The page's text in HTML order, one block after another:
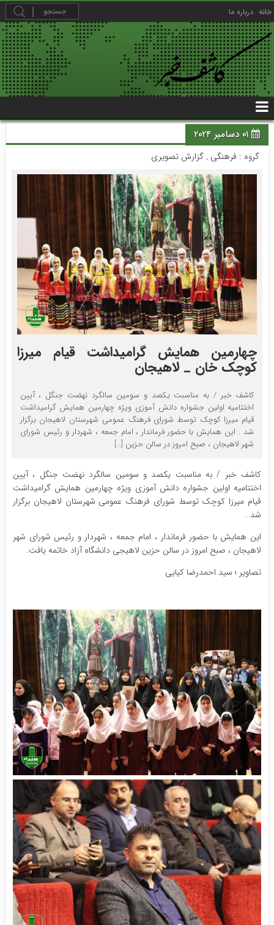
خانه درباره ما
01 دسامبر 2024
گروه : فرهنگی ,گزارش تصویری
چهارمین همایش گرامیداشت قیام میرزا
کوچک خان _ لاهیجان
کاشف خبر / به مناسبت یکصد و سومین سالگرد نهضت جنگل ، آیین
اختتامیه اولین جشواره دانش آموزی ویژه چهارمین همایش گرامیداشت
قیام میرزا کوچک توسط شورای فرهنگ عمومی شهرستان لاهیجان برگزار
شد . این همایش با حضور فرماندار ، امام جمعه ، شهردار و رئیس شورای
شهر لاهیجان ، صبح امروز در سالن حزین […]
کاشف خبر / به مناسبت یکصد و سومین سالگرد نهضت جنگل ، آیین
اختتامیه اولین جشواره دانش آموزی ویژه چهارمین همایش گرامیداشت
قیام میرزا کوچک توسط شورای فرهنگ عمومی شهرستان لاهیجان برگزار
شد .
این همایش با حضور فرماندار ، امام جمعه ، شهردار و رئیس شورای شهر
لاهیجان ، صبح امروز در سالن حزین لاهیجی دانشگاه آزاد خاتمه یافت.
تصاویر ؛ سید احمدرضا کیایی